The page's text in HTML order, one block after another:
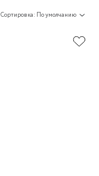
Сортировка: По умолчанию